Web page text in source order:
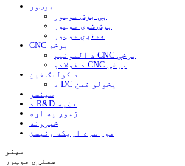
موټور
بې برش موټور
برش شوی موټور
همغږي موټور
CNC برخه
د المونیم CNC برخې
د فولادو CNC برخې
د کولنګ فین
د DC یخولو فین
سینسر
د R&D قضیه
زموږ په اړه
خبرونه
موږ سره اړیکه ونیسئ
مینو
همغږي موټور